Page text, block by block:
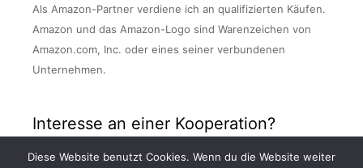
Als Amazon-Partner verdiene ich an qualifizierten Käufen.
Amazon und das Amazon-Logo sind Warenzeichen von
Amazon.com, Inc. oder eines seiner verbundenen
Unternehmen.
Interesse an einer Kooperation?
Diese Website benutzt Cookies. Wenn du die Website weiter